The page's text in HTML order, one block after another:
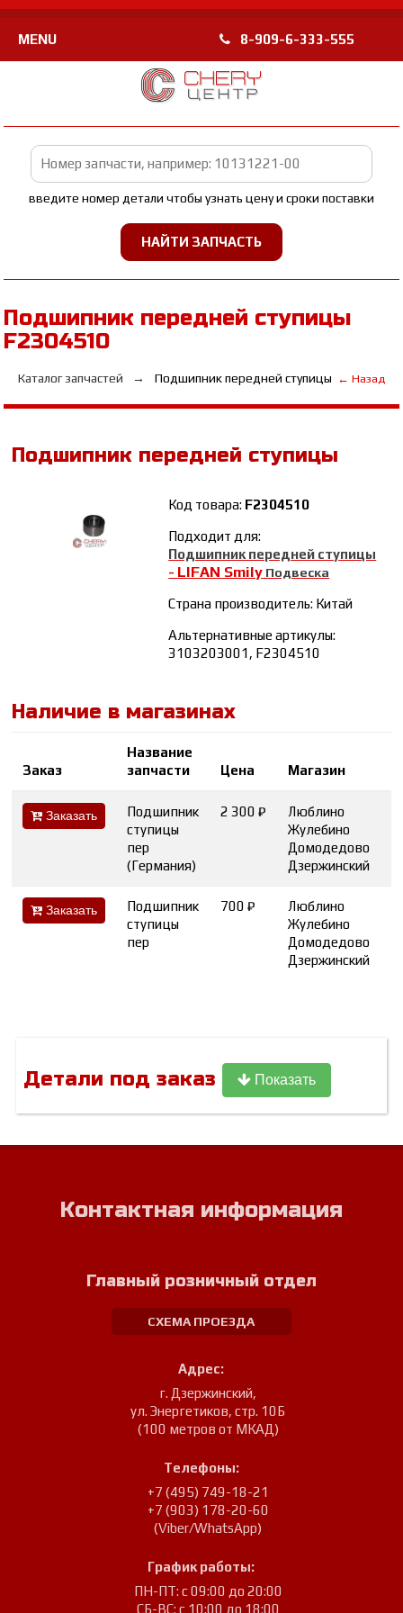
MENU 8-909-6-333-555
введите номер детали чтобы узнать цену и сроки поставки
Подшипник передней ступицы
F2304510
Каталог запчастей Подшипник передней ступицы ← Назад
Подшипник передней ступицы
Код товара: F2304510
Подходит для:
Подшипник передней ступицы
- LIFAN Smily Подвеска
Страна производитель: Китай
Альтернативные артикулы:
3103203001, F2304510
Наличие в магазинах
Заказ
Название
запчасти
Цена Магазин
Заказать
Подшипник
ступицы
пер
(Германия)
2 300 ₽
Люблино
Жулебино
Домодедово
Дзержинский
Заказать
Подшипник
ступицы
пер
700 ₽
Люблино
Жулебино
Домодедово
Дзержинский
Детали под заказ Показать
Контактная информация
Главный розничный отдел
СХЕМА ПРОЕЗДА
Адрес:
г. Дзержинский,
ул. Энергетиков, стр. 10Б
(100 метров от МКАД)
Телефоны:
+7 (495) 749-18-21
+7 (903) 178-20-60
(Viber/WhatsApp)
График работы:
ПН-ПТ: с 09:00 до 20:00
СБ-ВС: с 10:00 до 18:00